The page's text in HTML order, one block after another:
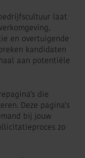
laat
en overtuigende
kandidaten
aan potentiële
die
Deze pagina’s
bij jouw
zo